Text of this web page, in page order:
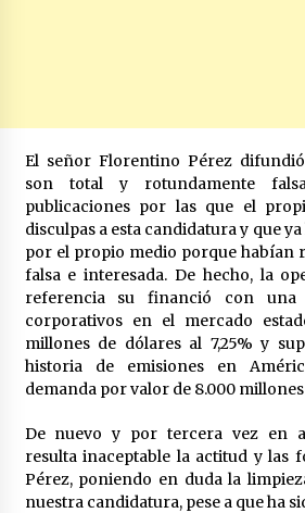
El señor Florentino Pérez
son total y rotundamente
publicaciones por las que el
disculpas a esta candidatura y que
por el propio medio porque habían
falsa e interesada. De hecho, la
referencia su financió con una
corporativos en el mercado
millones de dólares al 7,25% y
historia de emisiones en
demanda por valor de 8.000
De nuevo y por tercera vez en
resulta inaceptable la actitud y las
Pérez, poniendo en duda la
nuestra candidatura, pese a que ha